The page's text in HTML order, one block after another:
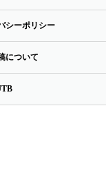
シーポリシー
について